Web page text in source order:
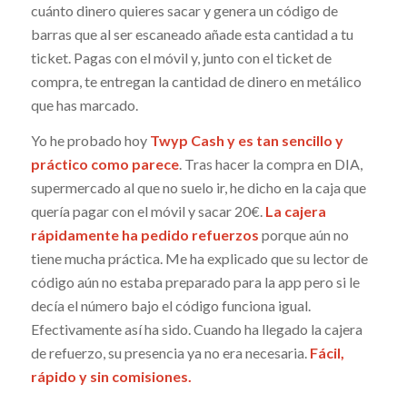
cuánto dinero quieres sacar y genera un código de
barras que al ser escaneado añade esta cantidad a tu
ticket. Pagas con el móvil y, junto con el ticket de
compra, te entregan la cantidad de dinero en metálico
que has marcado.
Yo he probado hoy Twyp Cash y es tan sencillo y
práctico como parece. Tras hacer la compra en DIA,
supermercado al que no suelo ir, he dicho en la caja que
quería pagar con el móvil y sacar 20€. La cajera
rápidamente ha pedido refuerzos porque aún no
tiene mucha práctica. Me ha explicado que su lector de
código aún no estaba preparado para la app pero si le
decía el número bajo el código funciona igual.
Efectivamente así ha sido. Cuando ha llegado la cajera
de refuerzo, su presencia ya no era necesaria. Fácil,
rápido y sin comisiones.